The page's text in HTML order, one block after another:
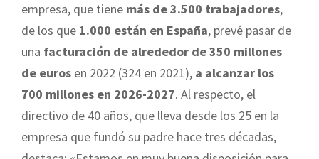
empresa, que tiene más de 3.500 trabajadores,
de los que 1.000 están en España, prevé pasar de
una facturación de alrededor de 350 millones
de euros en 2022 (324 en 2021), a alcanzar los
700 millones en 2026-2027. Al respecto, el
directivo de 40 años, que lleva desde los 25 en la
empresa que fundó su padre hace tres décadas,